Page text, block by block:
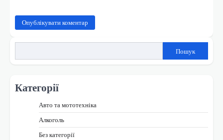
Пошук
Категорії
Авто та мототехніка
Алкоголь
Без категорії